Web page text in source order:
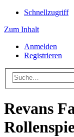
Schnellzugriff
Zum Inhalt
Anmelden
Registrieren
Revans